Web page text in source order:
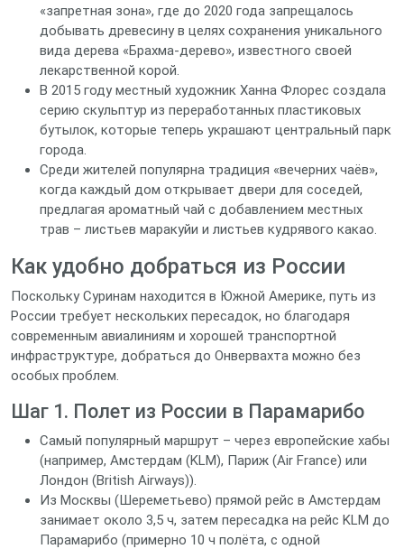
«запретная зона», где до 2020 года запрещалось
добывать древесину в целях сохранения уникального
вида дерева «Брахма-дерево», известного своей
лекарственной корой.
В 2015 году местный художник Ханна Флорес создала
серию скульптур из переработанных пластиковых
бутылок, которые теперь украшают центральный парк
города.
Среди жителей популярна традиция «вечерних чаёв»,
когда каждый дом открывает двери для соседей,
предлагая ароматный чай с добавлением местных
трав – листьев маракуйи и листьев кудрявого какао.
Как удобно добраться из России
Поскольку Суринам находится в Южной Америке, путь из
России требует нескольких пересадок, но благодаря
современным авиалиниям и хорошей транспортной
инфраструктуре, добраться до Онвервахта можно без
особых проблем.
Шаг 1. Полет из России в Парамарибо
Самый популярный маршрут – через европейские хабы
(например, Амстердам (KLM), Париж (Air France) или
Лондон (British Airways)).
Из Москвы (Шереметьево) прямой рейс в Амстердам
занимает около 3,5 ч, затем пересадка на рейс KLM до
Парамарибо (примерно 10 ч полёта, с одной